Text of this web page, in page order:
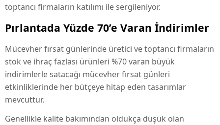
toptancı firmaların katılımı ile sergileniyor.
Pırlantada Yüzde 70’e Varan İndirimler
Mücevher fırsat günlerinde üretici ve toptancı firmaların
stok ve ihraç fazlası ürünleri %70 varan büyük
indirimlerle satacağı mücevher fırsat günleri
etkinliklerinde her bütçeye hitap eden tasarımlar
mevcuttur.
Genellikle kalite bakımından oldukça düşük olan